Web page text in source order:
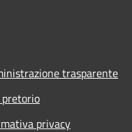
trasparente
privacy